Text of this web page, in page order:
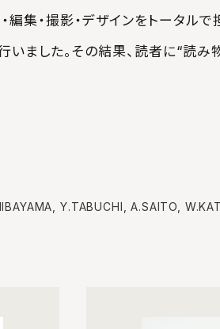
集・撮影・デザインをトータル
ました。その結果、読者に“読
Y.TABUCHI, A.SAITO,